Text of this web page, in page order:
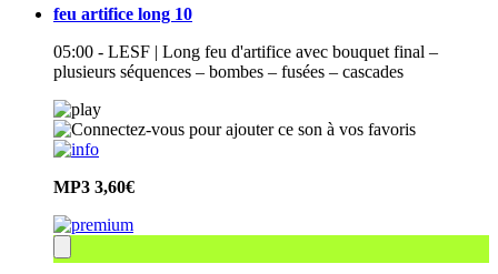
feu artifice long 10
05:00 - LESF | Long feu d'artifice avec bouquet final –
plusieurs séquences – bombes – fusées – cascades
MP3 3,60€